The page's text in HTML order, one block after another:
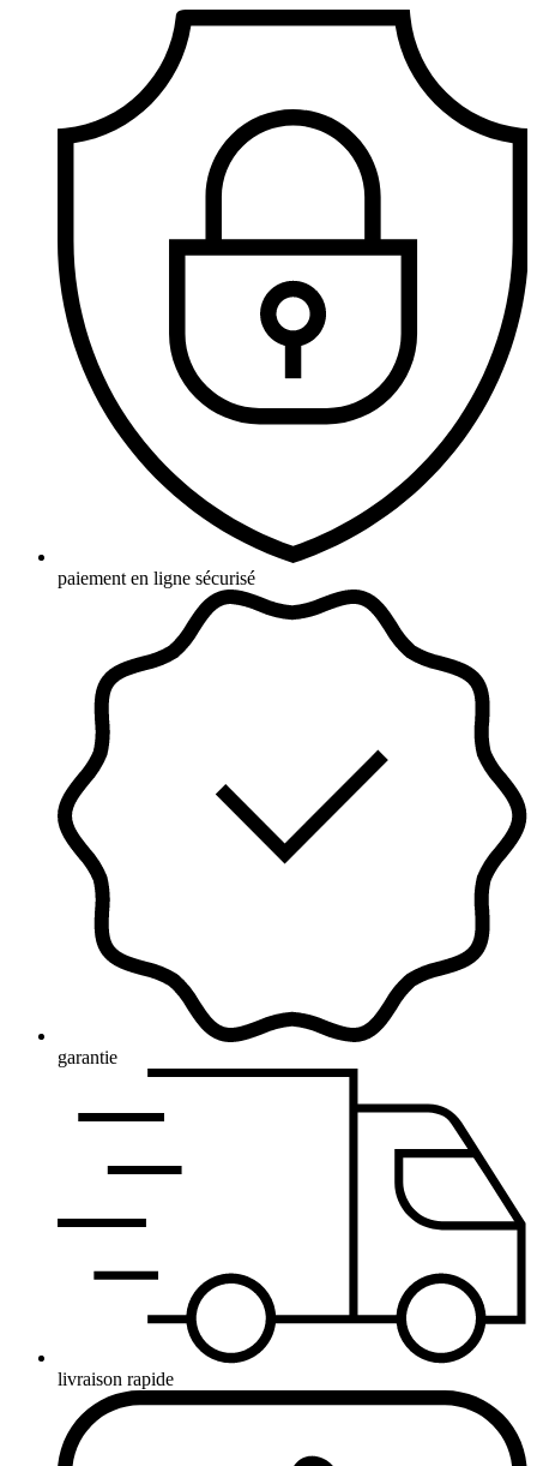
paiement en ligne sécurisé
garantie
livraison rapide